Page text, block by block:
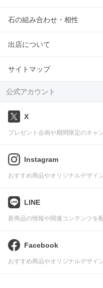
石の組み合わせ・相性
出店について
サイトマップ
公式アカウント
X
プレゼント企画や期間限定のキャ
Instagram
おすすめ商品やオリジナルデザイ
LINE
新商品の情報や関連コンテンツを
Facebook
おすすめ商品やオリジナルデザイ